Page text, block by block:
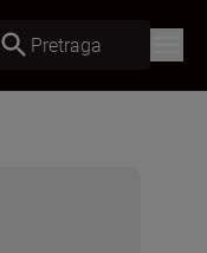
Pretraga